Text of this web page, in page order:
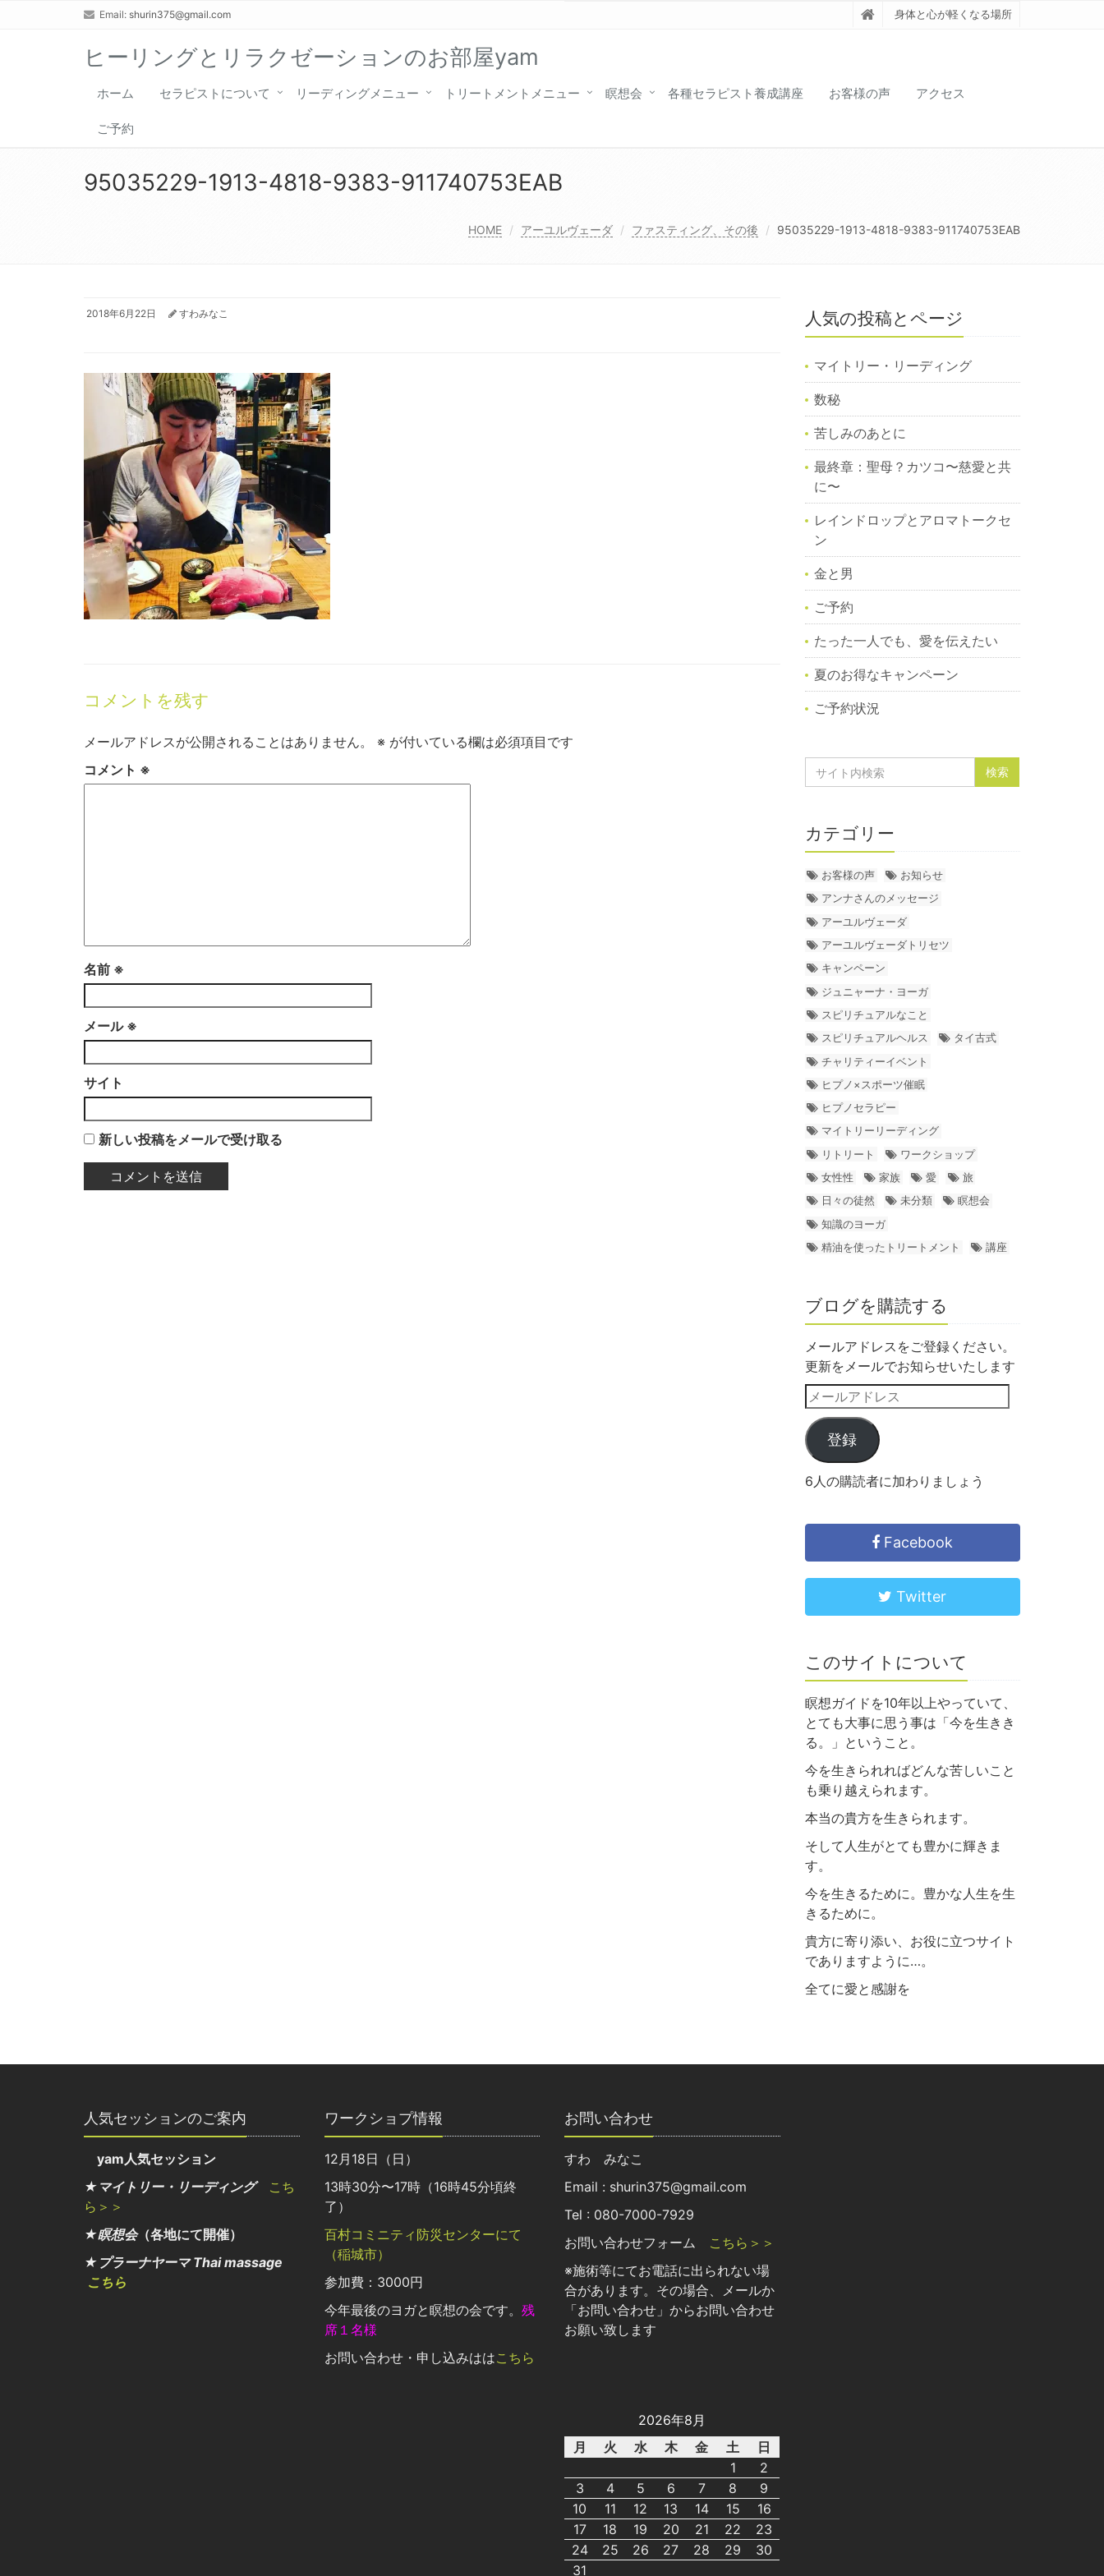
Email: shurin375@gmail.com 身体と心が軽くなる場所
ヒーリングとリラクゼーションのお部屋yam
ホーム セラピストについて リーディングメニュー トリートメントメニュー 瞑想会 各種セラピスト養成講座 お客様の声 アクセス
ご予約
95035229-1913-4818-9383-911740753EAB
HOME アーユルヴェーダ ファスティング、その後 95035229-1913-4818-9383-911740753EAB
2018年6月22日 すわみなこ
コメントを残す
メールアドレスが公開されることはありません。 ※ が付いている欄は必須項目です
コメント ※
名前 ※
メール ※
サイト
新しい投稿をメールで受け取る
人気の投稿とページ
マイトリー・リーディング
数秘
苦しみのあとに
最終章：聖母？カツコ〜慈愛と共
に〜
レインドロップとアロマトークセ
ン
金と男
ご予約
たった一人でも、愛を伝えたい
夏のお得なキャンペーン
ご予約状況
カテゴリー
お客様の声
お知らせ
アンナさんのメッセージ
アーユルヴェーダ
アーユルヴェーダトリセツ
キャンペーン
ジュニャーナ・ヨーガ
スピリチュアルなこと
スピリチュアルヘルス
タイ古式
チャリティーイベント
ヒプノ×スポーツ催眠
ヒプノセラピー
マイトリーリーディング
リトリート
ワークショップ
女性性
家族 愛
旅
日々の徒然
未分類
瞑想会
知識のヨーガ
精油を使ったトリートメント
講座
ブログを購読する
メールアドレスをご登録ください。
更新をメールでお知らせいたします
登録
6人の購読者に加わりましょう
Facebook
Twitter
このサイトについて
瞑想ガイドを10年以上やっていて、
とても大事に思う事は「今を生きき
る。」ということ。
今を生きられればどんな苦しいこと
も乗り越えられます。
本当の貴方を生きられます。
そして人生がとても豊かに輝きま
す。
今を生きるために。豊かな人生を生
きるために。
貴方に寄り添い、お役に立つサイト
でありますように…。
全てに愛と感謝を
人気セッションのご案内
yam人気セッション
★マイトリー・リーディング
こち
ら＞＞
★瞑想会（各地にて開催）
★プラーナヤーマ Thai massage
こちら
ワークショプ情報
12月18日（日）
13時30分〜17時（16時45分頃終
了）
百村コミニティ防災センターにて
（稲城市）
参加費：3000円
今年最後のヨガと瞑想の会です。 残
席１名様
お問い合わせ・申し込みははこちら
お問い合わせ
すわ みなこ
Email : shurin375@gmail.com
Tel : 080-7000-7929
お問い合わせフォーム こちら＞＞
※施術等にてお電話に出られない場
合があります。その場合、メールか
「お問い合わせ」からお問い合わせ
お願い致します
2026年8月
月
火 水 木 金 土
日
1
2
3
4 5 6 7 8
9
10
11 12 13 14 15
16
17
18 19 20 21 22
23
24
25 26 27 28 29
30
31